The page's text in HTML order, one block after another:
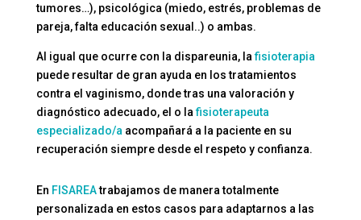
tumores…), psicológica (miedo, estrés, problemas de
pareja, falta educación sexual..) o ambas.
Al igual que ocurre con la dispareunia, lafisioterapia
puede resultar de gran ayuda en los tratamientos
contra el vaginismo, donde tras una valoración y
diagnóstico adecuado, el o lafisioterapeuta
especializado/aacompañará a la paciente en su
recuperación siempre desde el respeto y confianza.
En FISAREAtrabajamos de manera totalmente
personalizada en estos casos para adaptarnos a las